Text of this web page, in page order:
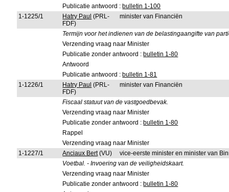
Publicatie antwoord : bulletin 1-100
1-1225/1
Hatry Paul (PRL-
FDF)
minister van Financiën
Termijn voor het indienen van de belastingaangifte van
Verzending vraag naar Minister
Publicatie zonder antwoord : bulletin 1-80
Antwoord
Publicatie antwoord : bulletin 1-81
1-1226/1
Hatry Paul (PRL-
FDF)
minister van Financiën
Fiscaal statuut van de vastgoedbevak.
Verzending vraag naar Minister
Publicatie zonder antwoord : bulletin 1-80
Rappel
Verzending vraag naar Minister
1-1227/1
Anciaux Bert(VU)
vice-eerste minister en minister van
Voetbal. - Invoering van de veiligheidskaart.
Verzending vraag naar Minister
Publicatie zonder antwoord : bulletin 1-80